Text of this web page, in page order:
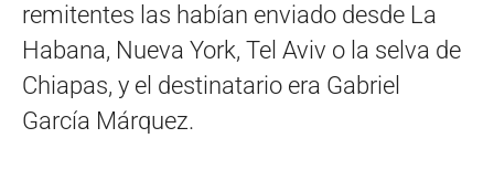
remitentes las habían enviado desde La
Habana, Nueva York, Tel Aviv o la selva de
Chiapas, y el destinatario era Gabriel
García Márquez.